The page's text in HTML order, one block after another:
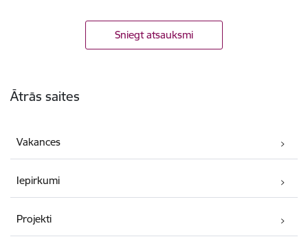
Sniegt atsauksmi
Ātrās saites
Vakances
Iepirkumi
Projekti